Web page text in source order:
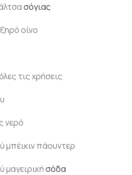
σόγιας
οίνο
τις χρήσεις
νερό
μπέικιν πάουντερ
μαγειρικήσόδα